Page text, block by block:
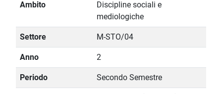
Ambito
Discipline sociali e
mediologiche
Settore M-STO/04
Anno 2
Periodo Secondo Semestre